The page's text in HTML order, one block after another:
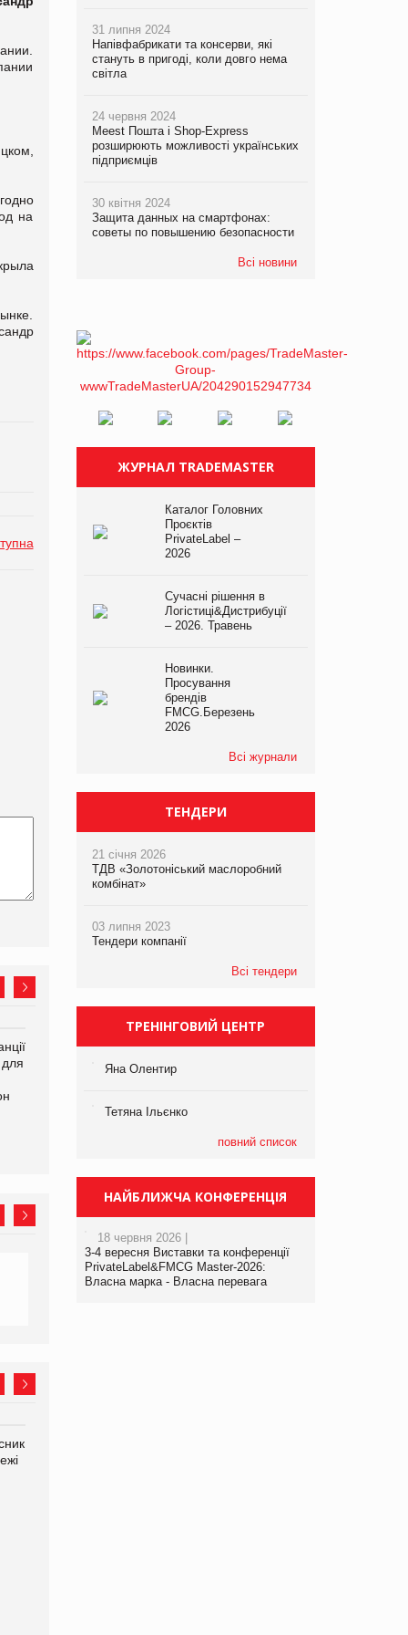
на
Amazon поверне клієнтам
600 млн доларів за раніше
сплачені мита
У Євросоюзі набули
31 липня 2024
Напівфабрикати та консерви, які
стануть в пригоді, коли довго нема
світла
24 червня 2024
Meest Пошта і Shop-Express
розширюють можливості українських
підприємців
30 квітня 2024
Защита данных на смартфонах:
советы по повышению безопасности
Всі новини
ЖУРНАЛ TRADEMASTER
Каталог Головних
Проєктів
PrivateLabel –
2026
Сучасні рішення в
Логістиці&Дистрибуції
– 2026. Травень
Новинки.
Просування
брендів
FMCG.Березень
2026
Всі журнали
ТЕНДЕРИ
21 січня 2026
ТДВ «Золотоніський маслоробний
комбінат»
03 липня 2023
Тендери компанії
Всі тендери
ТРЕНІНГОВИЙ ЦЕНТР
Яна Олентир
Тетяна Ільєнко
повний список
НАЙБЛИЖЧА КОНФЕРЕНЦІЯ
18 червня 2026 |
3-4 вересня Виставки та конференції
PrivateLabel&FMCG Master-2026:
Власна марка - Власна перевага